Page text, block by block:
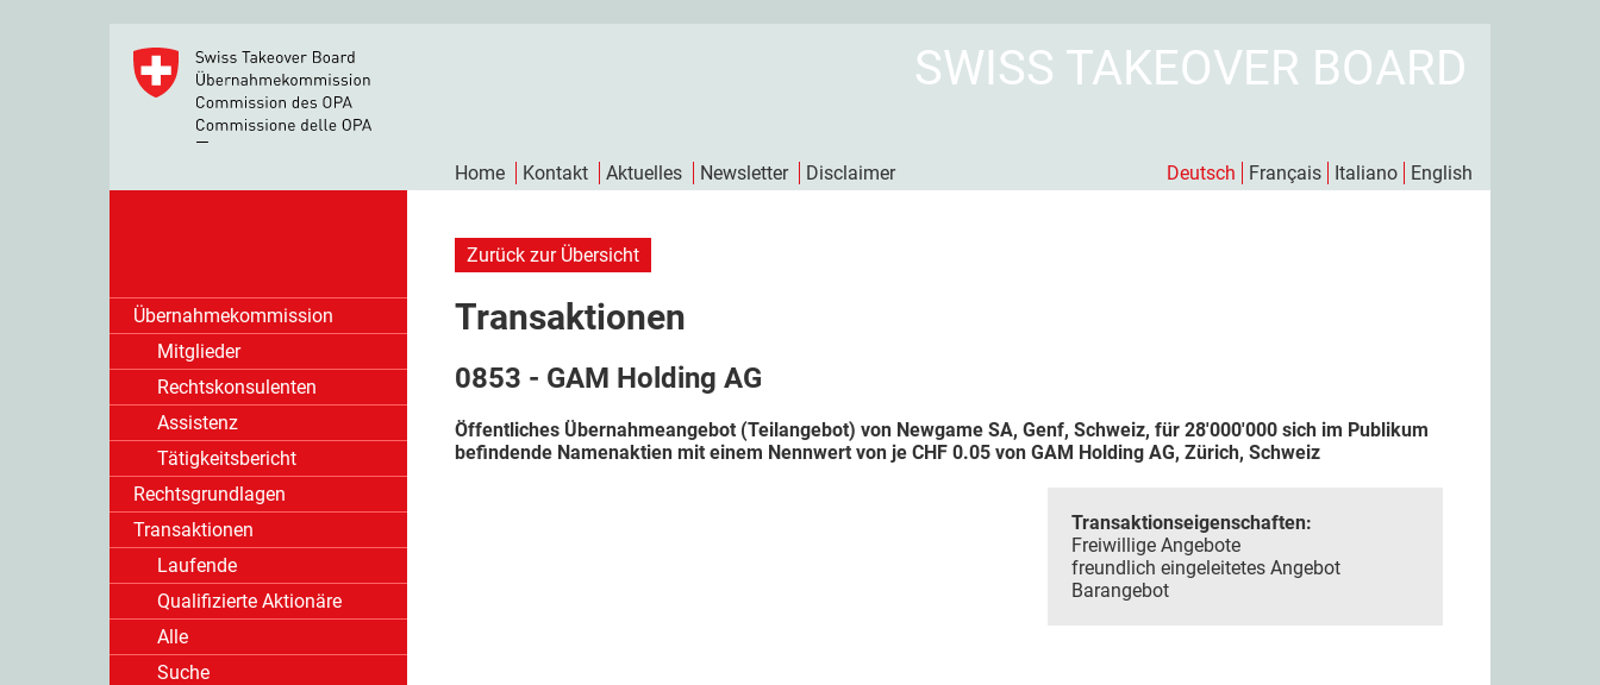
SWISS TAKEOVER BOARD
Home Kontakt Aktuelles Newsletter Disclaimer Deutsch Français Italiano English
Übernahmekommission
Mitglieder
Rechtskonsulenten
Assistenz
Tätigkeitsbericht
Rechtsgrundlagen
Transaktionen
Laufende
Qualifizierte Aktionäre
Alle
Suche
Zurück zur Übersicht
Transaktionen
0853 - GAM Holding AG
Öffentliches Übernahmeangebot (Teilangebot) von Newgame SA, Genf, Schweiz, für 28'000'000 sich im Publikum
befindende Namenaktien mit einem Nennwert von je CHF 0.05 von GAM Holding AG, Zürich, Schweiz
Transaktionseigenschaften:
Freiwillige Angebote
freundlich eingeleitetes Angebot
Barangebot